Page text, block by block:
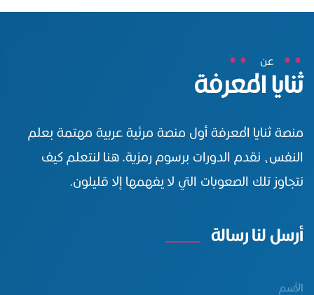
عن
ثنايا المعرفة
منصة ثنايا المعرفة أول منصة مرئية عربية مهتمة بعلم
النفس، نقدم الدورات برسوم رمزية. هنا لنتعلم كيف
نتجاوز تلك الصعوبات التي لا يفهمها إلا قليلون.
أرسل لنا رسالة